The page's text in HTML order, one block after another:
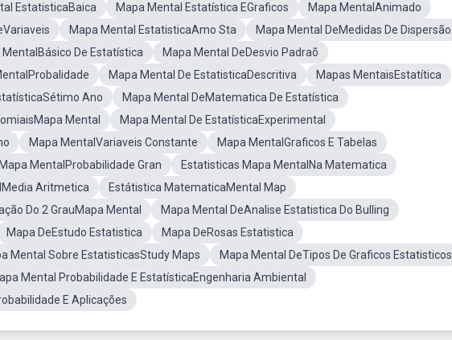
EstatisticaBaica Mapa Mental Estatística EGraficos
Mapa MentalAnimado
Mapa Mental EstatisticaAmo Sta
Mapa Mental DeMedidas De Dispersão
MentalBásico De Estatística
Mapa Mental DeDesvio Padraõ
Mapa Mental De EstatisticaDescritiva
Mapas MentaisEstatítica
Ano
Mapa Mental DeMatematica De Estatística
Mental
Mapa Mental De EstatísticaExperimental
Mapa MentalVariaveis Constante
Mapa MentalGraficos E Tabelas
Mapa MentalProbabilidade Gran
Estatisticas Mapa MentalNa Matematica
Aritmetica
Estátistica MatematicaMental Map
Do 2 GrauMapa Mental
Mapa Mental DeAnalise Estatistica Do Bulling
Mapa DeEstudo Estatistica
Mapa DeRosas Estatistica
Mental Sobre EstatisticasStudy Maps
Mapa Mental DeTipos De Graficos Estatisticos
Mental Probabilidade E EstatísticaEngenharia Ambiental
E Aplicações